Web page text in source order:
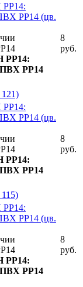
PP14 (цв.
PP14:
PP14
8
руб.
PP14 (цв.
PP14:
PP14
8
руб.
PP14 (цв.
PP14:
PP14
8
руб.